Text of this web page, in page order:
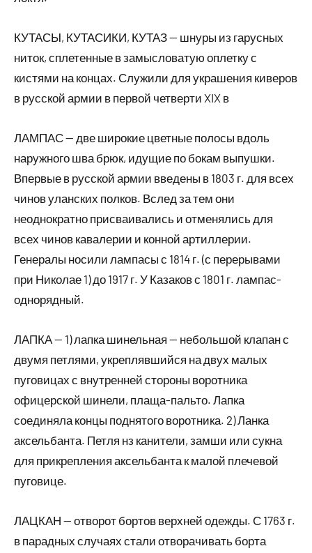
КУТАСЫ, КУТАСИКИ, КУТАЗ — шнуры из гарусных
ниток, сплетенные в замысловатую оплетку с
кистями на концах. Служили для украшения киверов
в русской армии в первой четверти XIX в
ЛАМПАС — две широкие цветные полосы вдоль
наружного шва брюк, идущие по бокам выпушки.
Впервые в русской армии введены в 1803 г. для всех
чинов уланских полков. Вслед за тем они
неоднократно присваивались и отменялись для
всех чинов кавалерии и конной артиллерии.
Генералы носили лампасы с 1814 г. (с перерывами
при Николае 1) до 1917 г. У Казаков с 1801 г. лампас-
однорядный.
ЛАПКА — 1) лапка шинельная — небольшой клапан с
двумя петлями, укреплявшийся на двух малых
пуговицах с внутренней стороны воротника
офицерской шинели, плаща-пальто. Лапка
соединяла концы поднятого воротника. 2) Ланка
аксельбанта. Петля нз канители, замши или сукна
для прикрепления аксельбанта к малой плечевой
пуговице.
ЛАЦКАН — отворот бортов верхней одежды. С 1763 г.
в парадных случаях стали отворачивать борта